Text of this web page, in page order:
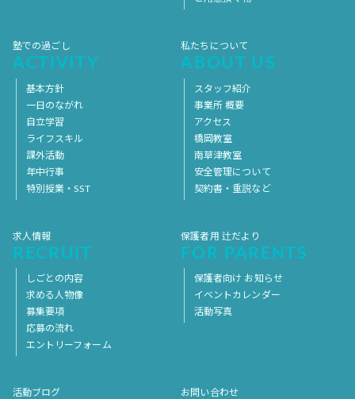
塾での過ごし
ACTIVITY
基本方針
一日のながれ
自立学習
ライフスキル
課外活動
年中行事
特別授業・SST
私たちについて
ABOUT US
スタッフ紹介
事業所 概要
アクセス
橋岡教室
南草津教室
安全管理について
契約書・重説など
求人情報
RECRUIT
しごとの内容
求める人物像
募集要項
応募の流れ
エントリーフォーム
保護者用 辻だより
FOR PARENTS
保護者向け お知らせ
イベントカレンダー
活動写真
活動ブログ お問い合わせ